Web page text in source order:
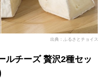
出典：ふるさとチョイス
ルチーズ 贅沢2種セッ